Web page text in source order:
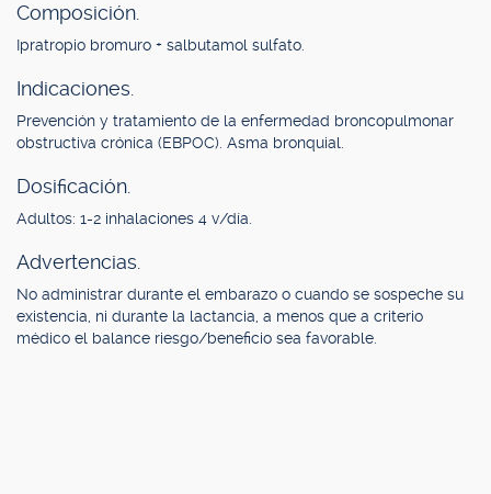
Composición.
Ipratropio bromuro + salbutamol sulfato.
Indicaciones.
Prevención y tratamiento de la enfermedad broncopulmonar
obstructiva crónica (EBPOC). Asma bronquial.
Dosificación.
Adultos: 1-2 inhalaciones 4 v/día.
Advertencias.
No administrar durante el embarazo o cuando se sospeche su
existencia, ni durante la lactancia, a menos que a criterio
médico el balance riesgo/beneficio sea favorable.